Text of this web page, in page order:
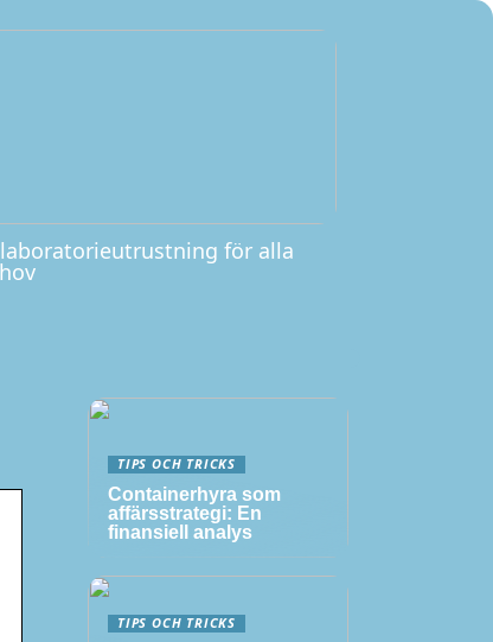
för alla
TIPS OCH TRICKS
Containerhyra som
affärsstrategi: En
finansiell analys
TIPS OCH TRICKS